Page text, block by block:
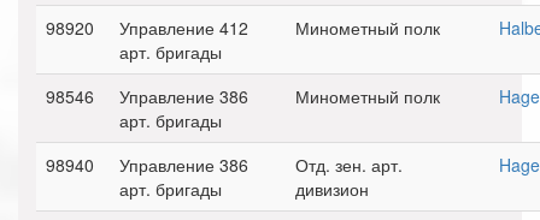
98920
Управление 412
арт. бригады
Минометный полк
98546
Управление 386
арт. бригады
Минометный полк
98940
Управление 386
арт. бригады
Отд. зен. арт.
дивизион